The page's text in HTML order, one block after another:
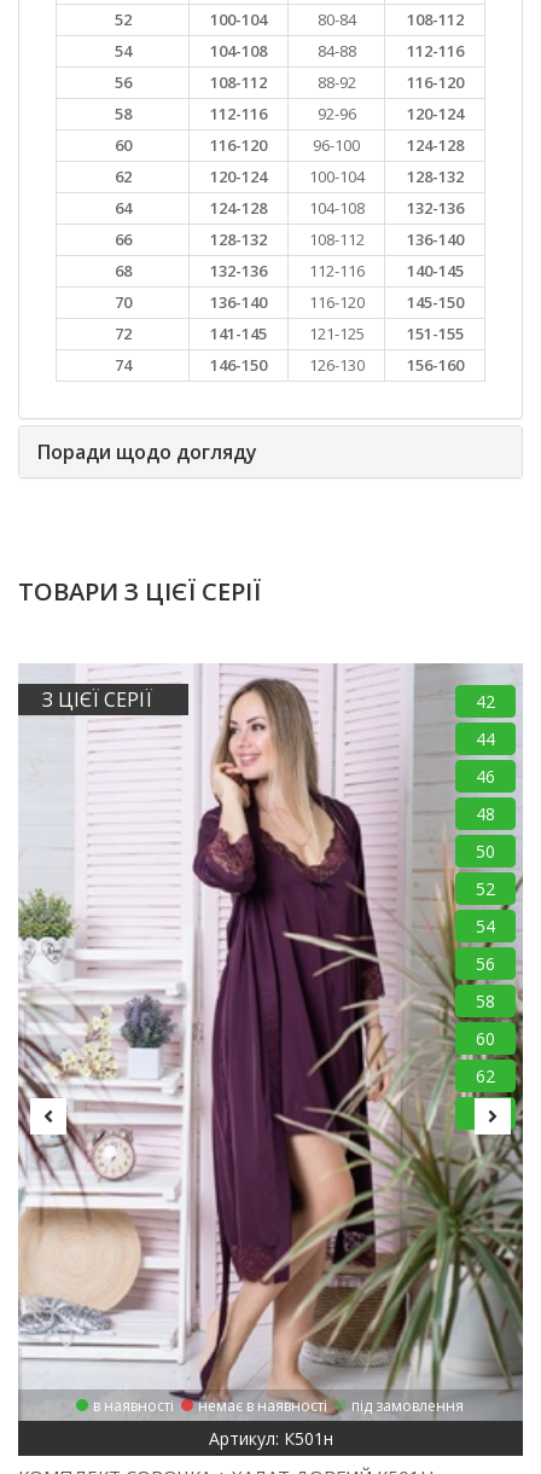
52
100-104 80-84
108-112
54
104-108 84-88
112-116
56
108-112 88-92
116-120
58
112-116 92-96
120-124
60
116-120 96-100
124-128
62
120-124 100-104
128-132
64
124-128 104-108
132-136
66
128-132 108-112
136-140
68
132-136 112-116
140-145
70
136-140 116-120
145-150
72
141-145 121-125
151-155
74
146-150 126-130 156-160
Поради щодо догляду
ТОВАРИ З ЦІЄЇ СЕРІЇ
З ЦІЄЇ СЕРІЇ
42
44
46
48
50
52
54
56
58
60
62
64
в наявності немає в наявності під замовлення
Артикул: К501н